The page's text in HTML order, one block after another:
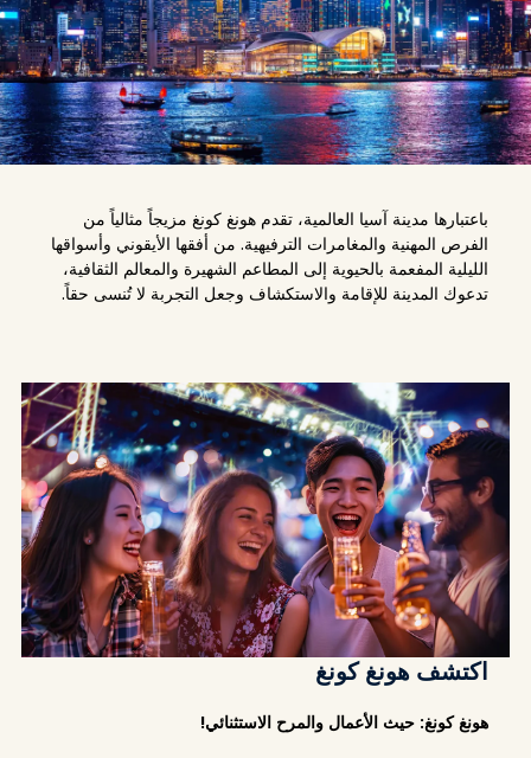
باعتبارها مدينة آسيا العالمية، تقدم هونغ كونغ مزيجاً مثالياً من
الفرص المهنية والمغامرات الترفيهية. من أفقها الأيقوني وأسواقها
الليلية المفعمة بالحيوية إلى المطاعم الشهيرة والمعالم الثقافية،
تدعوك المدينة للإقامة والاستكشاف وجعل التجربة لا تُنسى حقاً.
اكتشف هونغ كونغ
هونغ كونغ: حيث الأعمال والمرح الاستثنائي!